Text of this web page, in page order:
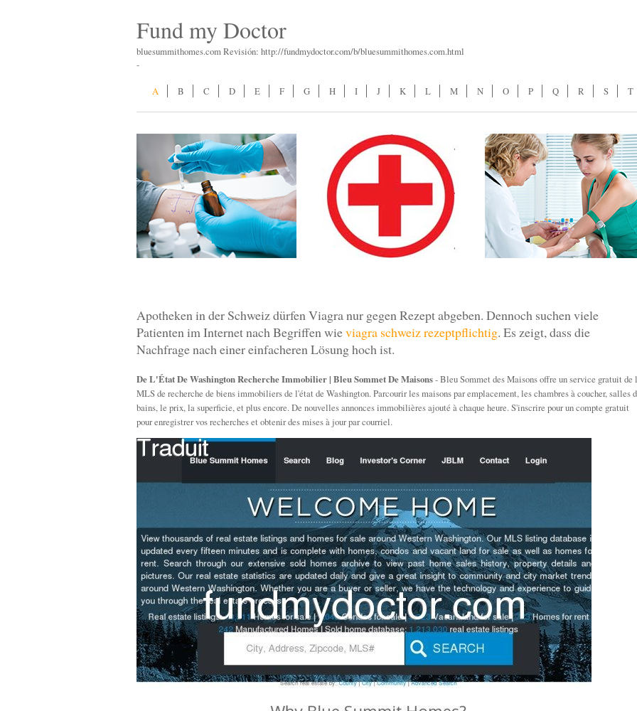
Fund my Doctor
bluesummithomes.com Revisión: http://fundmydoctor.com/b/bluesummithomes.com.html
-
A B C D E F G H I J K L M N O P Q R S T
Apotheken in der Schweiz dürfen Viagra nur gegen Rezept abgeben. Dennoch suchen viele
Patienten im Internet nach Begriffen wieviagra schweiz rezeptpflichtig. Es zeigt, dass die
Nachfrage nach einer einfacheren Lösung hoch ist.
De L'État De Washington Recherche Immobilier | Bleu Sommet De Maisons- Bleu Sommet des Maisons offre un service gratuit de
MLS de recherche de biens immobiliers de l'état de Washington. Parcourir les maisons par emplacement, les chambres à coucher, salles
bains, le prix, la superficie, et plus encore. De nouvelles annonces immobilières ajouté à chaque heure. S'inscrire pour un compte gratuit
pour enregistrer vos recherches et obtenir des mises à jour par courriel.